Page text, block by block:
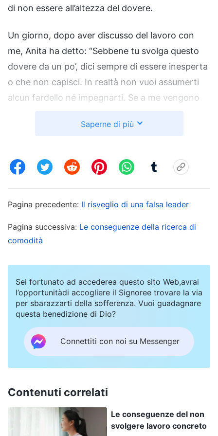
di non essere all’altezza del dovere.
Un giorno, dopo aver discusso del lavoro con
me, Anita ha detto: “Sebbene tu svolga questo
dovere da un po’, dici sempre di essere inesperta
o che non capisci. In realtà non vuoi assumerti
alcun fardello né impegnarti. Se a me vengono
affido a Dio e ricerco i principi per capire le cose.
professionali che non comprendiamo dobbiamo
prendere l’iniziativa di studiarle, altrimenti come
potremmo fare bene il nostro dovere?” Poi ha
aggiunto che quando incontrava delle difficoltà
si affidava a Dio e cercava delle soluzioni.
Tuttavia in quel periodo non avevo ancora la
pareva che fosse Anita a non capire le mie
difficoltà, per cui non ho accettato i suoi consigli
e non ho riflettuto su me stessa.
Poco tempo dopo, Anita ha ricevuto un altro
incarico. Quando se n’è andata sono diventata
molto triste, perché di fronte a così tanto lavoro
mi occupo di questo lavoro, come mai non sono
ancora capace di farlo?” È stato lì che mi sono
ricordata di quello che mi aveva detto Anita. Era
Saperne di più
Pagina precedente: Il risveglio di una falsa leader
Pagina successiva: Le conseguenze della ricerca di
comodità
Sei fortunato ad accederea questo sito Web,avrai
l’opportunitàdi accogliere il Signoree trovare la via
per sbarazzarti della sofferenza. Vuoi guadagnare
questa benedizione di Dio?
Connettiti con noi su Messenger
Contenuti correlati
Le conseguenze del non
svolgere lavoro concreto